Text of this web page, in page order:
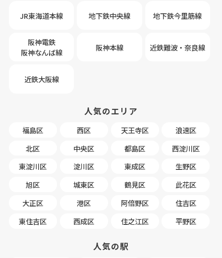
JR東海道本線 地下鉄中央線 地下鉄今里筋線
阪神電鉄
阪神なんば線
阪神本線 近鉄難波・奈良線
近鉄大阪線
人気のエリア
福島区 西区 天王寺区
浪速区
北区
中央区 都島区
西淀川区
東淀川区
淀川区 東成区
生野区
旭区
城東区 鶴見区
此花区
大正区
港区 阿倍野区
住吉区
東住吉区
西成区 住之江区 平野区
人気の駅